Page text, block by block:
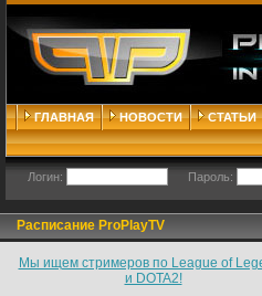
ГЛАВНАЯ НОВОСТИ СТАТЬИ
Логин: Пароль:
Расписание ProPlayTV
Мы ищем стримеров по League of
и DOTA2!